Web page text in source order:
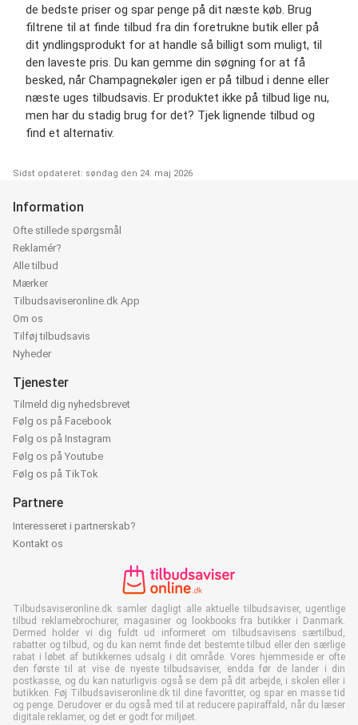
de bedste priser og spar penge på dit næste køb. Brug
filtrene til at finde tilbud fra din foretrukne butik eller på
dit yndlingsprodukt for at handle så billigt som muligt, til
den laveste pris. Du kan gemme din søgning for at få
besked, når Champagnekøler igen er på tilbud i denne eller
næste uges tilbudsavis. Er produktet ikke på tilbud lige nu,
men har du stadig brug for det? Tjek lignende tilbud og
find et alternativ.
Sidst opdateret: søndag den 24. maj 2026
Information
Ofte stillede spørgsmål
Reklamér?
Alle tilbud
Mærker
Tilbudsaviseronline.dk App
Om os
Tilføj tilbudsavis
Nyheder
Tjenester
Tilmeld dig nyhedsbrevet
Følg os på Facebook
Følg os på Instagram
Følg os på Youtube
Følg os på TikTok
Partnere
Interesseret i partnerskab?
Kontakt os
Tilbudsaviseronline.dk samler dagligt alle aktuelle tilbudsaviser, ugentlige
tilbud reklamebrochurer, magasiner og lookbooks fra butikker i Danmark.
Dermed holder vi dig fuldt ud informeret om tilbudsavisens særtilbud,
rabatter og tilbud, og du kan nemt finde det bestemte tilbud eller den særlige
rabat i løbet af butikkernes udsalg i dit område. Vores hjemmeside er ofte
den første til at vise de nyeste tilbudsaviser, endda før de lander i din
postkasse, og du kan naturligvis også se dem på dit arbejde, i skolen eller i
butikken. Føj Tilbudsaviseronline.dk til dine favoritter, og spar en masse tid
og penge. Derudover er du også med til at reducere papiraffald, når du læser
digitale reklamer, og det er godt for miljøet.